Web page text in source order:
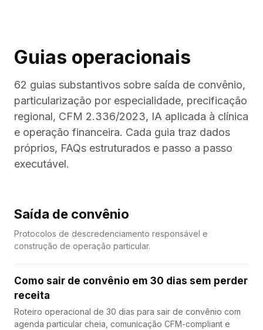
Guias operacionais
62 guias substantivos sobre saída de convênio,
particularização por especialidade, precificação
regional, CFM 2.336/2023, IA aplicada à clínica
e operação financeira. Cada guia traz dados
próprios, FAQs estruturados e passo a passo
executável.
Saída de convênio
Protocolos de descredenciamento responsável e
construção de operação particular.
Como sair de convênio em 30 dias sem perder
receita
Roteiro operacional de 30 dias para sair de convênio com
agenda particular cheia, comunicação CFM-compliant e